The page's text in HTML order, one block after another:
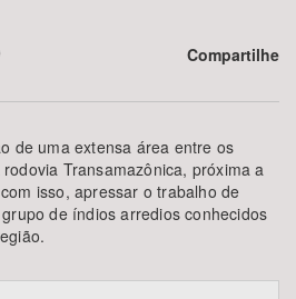
Compartilhe
de uma extensa área entre os
Transamazônica, próxima a
isso, apressar o trabalho de
de índios arredios conhecidos